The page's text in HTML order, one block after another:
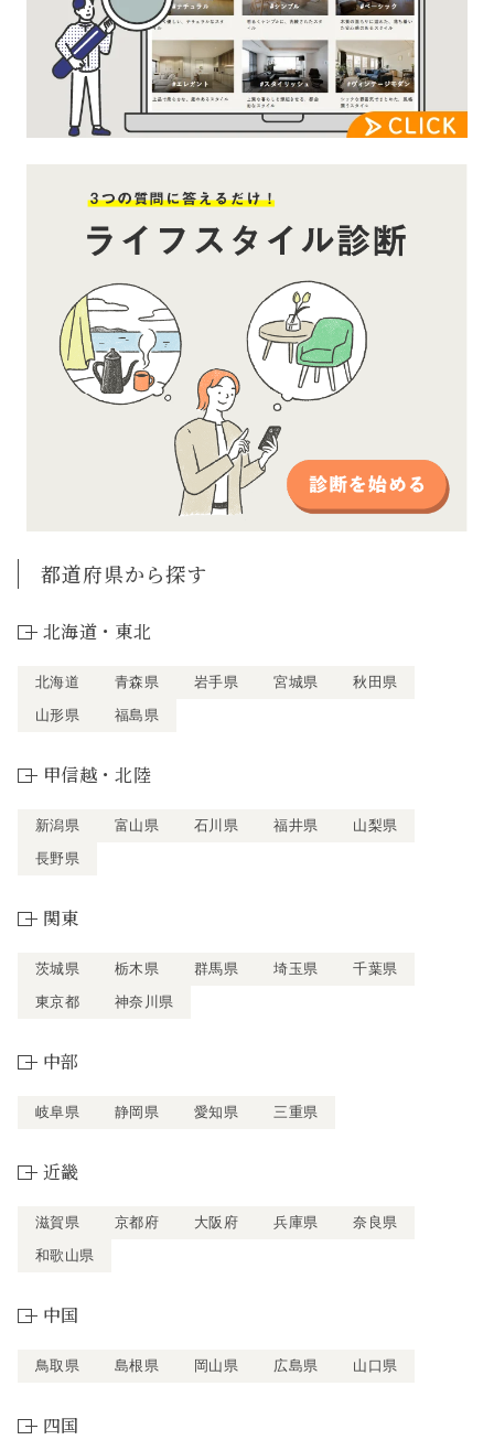
都道府県から探す
北海道・東北
北海道 青森県 岩手県 宮城県
秋田県
山形県
福島県
甲信越・北陸
新潟県 富山県 石川県 福井県
山梨県
長野県
関東
茨城県 栃木県 群馬県 埼玉県
千葉県
東京都
神奈川県
中部
岐阜県 静岡県 愛知県 三重県
近畿
滋賀県 京都府 大阪府 兵庫県
奈良県
和歌山県
中国
鳥取県 島根県 岡山県 広島県 山口県
四国